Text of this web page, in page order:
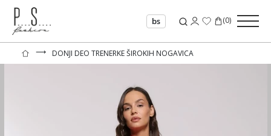
bs (0)
⟶ DONJI DEO TRENERKE ŠIROKIH NOGAVICA